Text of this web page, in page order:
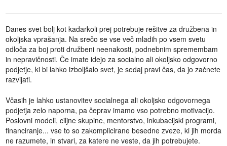
Danes svet bolj kot kadarkoli prej potrebuje rešitve za družbena in
okoljska vprašanja. Na srečo se vse več mladih po vsem svetu
odloča za boj proti družbeni neenakosti, podnebnim spremembam
in nepravičnosti. Če imate idejo za socialno ali okoljsko odgovorno
podjetje, ki bi lahko izboljšalo svet, je sedaj pravi čas, da jo začnete
razvijati.
Včasih je lahko ustanovitev socialnega ali okoljsko odgovornega
podjetja zelo naporna, pa čeprav imamo vso potrebno motivacijo.
Poslovni modeli, ciljne skupine, mentorstvo, inkubacijski programi,
financiranje... vse to so zakomplicirane besedne zveze, ki jih morda
ne razumete, in stvari, za katere ne veste, da jih potrebujete.